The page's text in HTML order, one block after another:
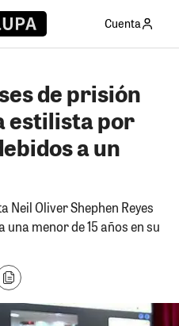
Cuenta
de prisión
estilista por
a un
Neil Oliver Shephen Reyes
menor de 15 años en su